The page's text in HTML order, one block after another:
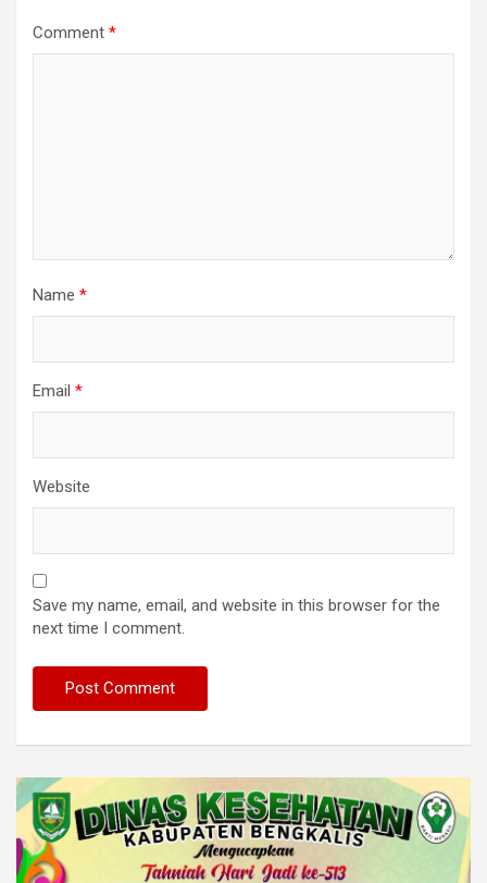
Comment *
Name *
Email *
Website
Save my name, email, and website in this browser for the
next time I comment.